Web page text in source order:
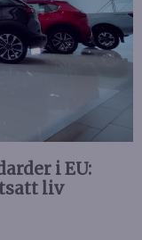
i EU:
liv